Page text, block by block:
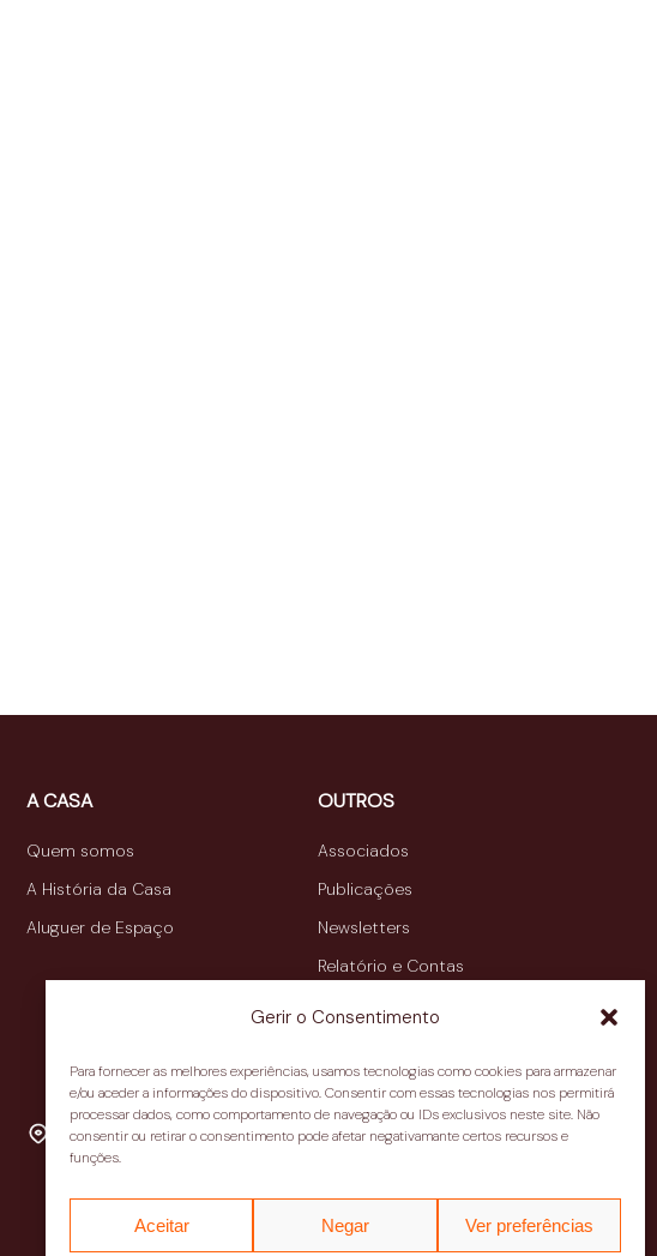
Gerir o Consentimento
Para fornecer as melhores experiências, usamos tecnologias como cookies para armazenar
e/ou aceder a informações do dispositivo. Consentir com essas tecnologias nos permitirá
processar dados, como comportamento de navegação ou IDs exclusivos neste site. Não
consentir ou retirar o consentimento pode afetar negativamante certos recursos e
funções.
Aceitar Negar Ver preferências
A CASA
Quem somos
A História da Casa
Aluguer de Espaço
OUTROS
Associados
Publicações
Newsletters
Relatório e Contas
Avenida da Índia, 110,
1300-300 Lisboa
Política de privacidade